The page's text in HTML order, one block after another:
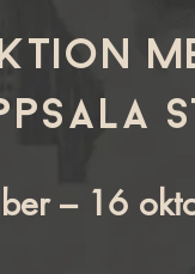
– 16